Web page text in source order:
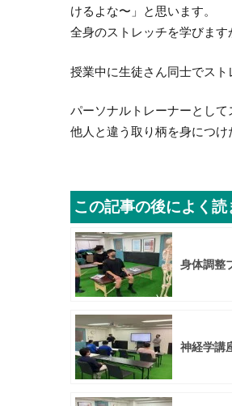
けるよな〜」と思います。
全身のストレッチを学びます
授業中に生徒さん同士でス
パーソナルトレーナーとし
他人と違う取り柄を身につけ
この記事の後によく読
身体調整
神経学講